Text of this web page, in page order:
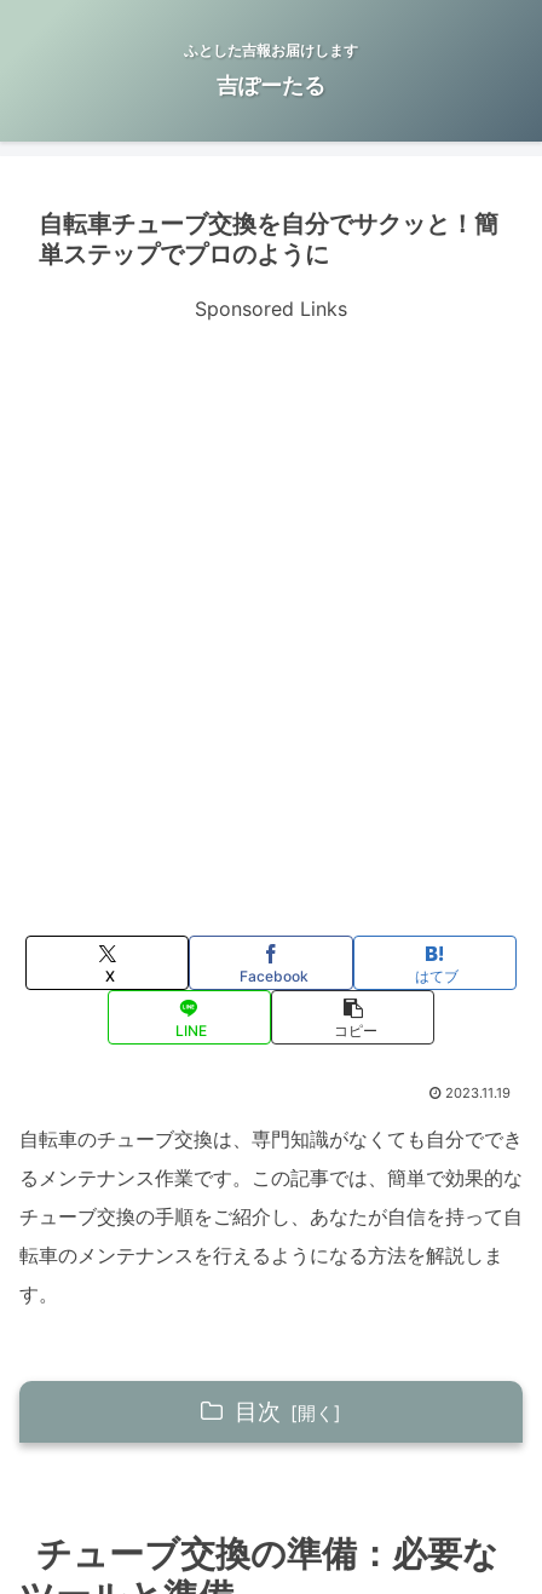
ふとした吉報お届けします
吉ぽーたる
自転車チューブ交換を自分でサクッと！簡
単ステップでプロのように
Sponsored Links
X Facebook はてブ
LINE コピー
2023.11.19
自転車のチューブ交換は、専門知識がなくても自分ででき
るメンテナンス作業です。この記事では、簡単で効果的な
チューブ交換の手順をご紹介し、あなたが自信を持って自
転車のメンテナンスを行えるようになる方法を解説しま
す。
目次
作業前の準備チェックリスト
チューブ交換の準備：必要な